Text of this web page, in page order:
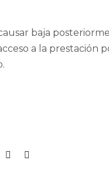
baja
a la prestación